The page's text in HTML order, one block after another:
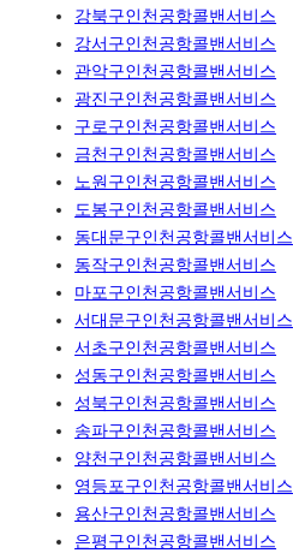
강북구인천공항콜밴서비스
강서구인천공항콜밴서비스
관악구인천공항콜밴서비스
광진구인천공항콜밴서비스
구로구인천공항콜밴서비스
금천구인천공항콜밴서비스
노원구인천공항콜밴서비스
도봉구인천공항콜밴서비스
동대문구인천공항콜밴서비스
동작구인천공항콜밴서비스
마포구인천공항콜밴서비스
서대문구인천공항콜밴서비스
서초구인천공항콜밴서비스
성동구인천공항콜밴서비스
성북구인천공항콜밴서비스
송파구인천공항콜밴서비스
양천구인천공항콜밴서비스
영등포구인천공항콜밴서비스
용산구인천공항콜밴서비스
은평구인천공항콜밴서비스